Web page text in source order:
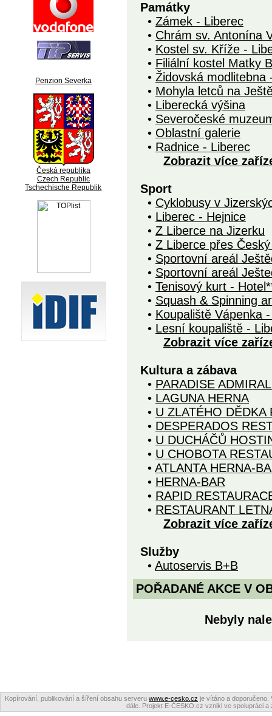
Penzion Severka
Česká republika
Czech Republic
Tschechische Republik
Památky
• Zámek - Liberec
• Chrám sv. Antonína
• Kostel sv. Kříže -
• Filiální kostel Matky
• Židovská modlitebna
• Mohyla letců na
• Liberecká výšina
• Severočeské
• Oblastní galerie
• Radnice - Liberec
Zobrazit více
Sport
• Cyklobusy v
• Liberec - Hejnice
• Z Liberce na Jizerku
• Z Liberce přes
• Sportovní areál
• Sportovní areál
• Tenisový kurt -
• Squash & Spinning
• Koupaliště Vápenka
• Lesní koupaliště -
Zobrazit více
Kultura a zábava
• PARADISE
• LAGUNA HERNA
• U ZLATÉHO DĚDKA
• DESPERADOS
• U DUCHÁČŮ
• U CHOBOTA
• ATLANTA HERNA-
• HERNA-BAR
• RAPID
• RESTAURANT
Zobrazit více
Služby
• Autoservis B+B
POŘADANÉ AKCE V
Nebyly
Kopírování, publikování a šíření obsahu serveru www.e-cesko.cz je vítáno a doporučeno.
dále. Projekt E-ČESKO.cz vznikl ve spolupráci